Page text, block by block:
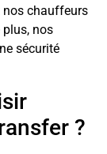
nos chauffeurs
plus, nos
sécurité
?